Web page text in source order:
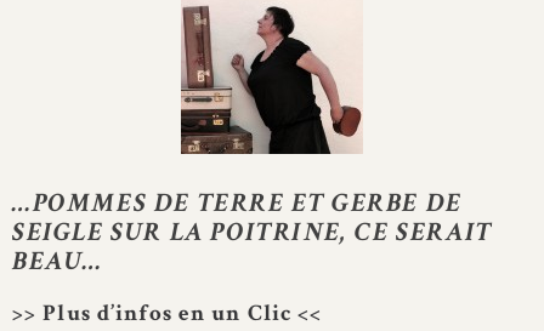
…POMMES DE TERRE ET GERBE DE
SEIGLE SUR LA POITRINE, CE SERAIT
BEAU…
>> Plus d’infos en un Clic <<